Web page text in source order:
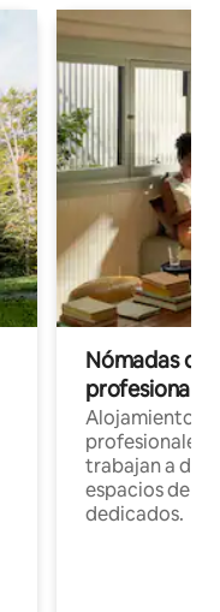
Nómadas
Alojamientos
profesionales
trabajan a
espacios de
dedicados.